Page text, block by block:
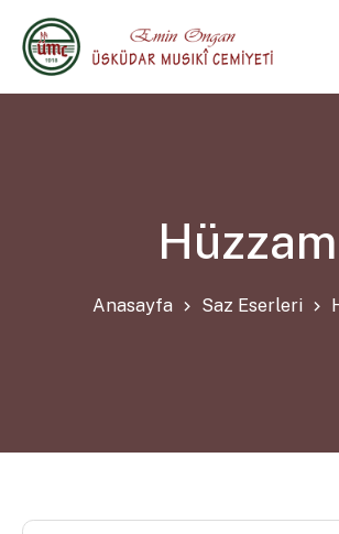
Hüzzam
Anasayfa Saz Eserleri